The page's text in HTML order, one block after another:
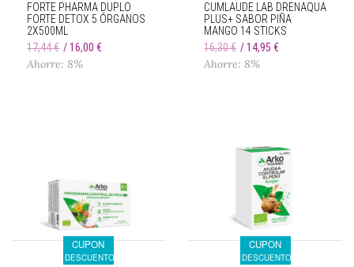
FORTE PHARMA DUPLO
FORTE DETOX 5 ÓRGANOS
2X500ML
17,44 €
16,00 €
Ahorre: 8%
CUMLAUDE LAB DRENAQUA
PLUS+ SABOR PIÑA
MANGO 14 STICKS
16,30 €
14,95 €
Ahorre: 8%
CUPON
DESCUENTO
CUPON
DESCUENTO